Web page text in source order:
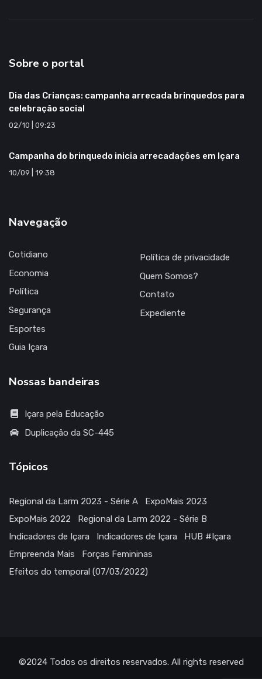
Sobre o portal
Dia das Crianças: campanha arrecada brinquedos para
celebração social
02/10 | 09:23
Campanha do brinquedo inicia arrecadações em Içara
10/09 | 19:38
Navegação
Cotidiano
Economia
Política
Segurança
Esportes
Guia Içara
Política de privacidade
Quem Somos?
Contato
Expediente
Nossas bandeiras
Içara pela Educação
Duplicação da SC-445
Tópicos
Regional da Larm 2023 - Série A
ExpoMais 2023
ExpoMais 2022
Regional da Larm 2022 - Série B
Indicadores de Içara
Indicadores de Içara
HUB #Içara
Empreenda Mais
Forças Femininas
Efeitos do temporal (07/03/2022)
©2024 Todos os direitos reservados. All rights reserved